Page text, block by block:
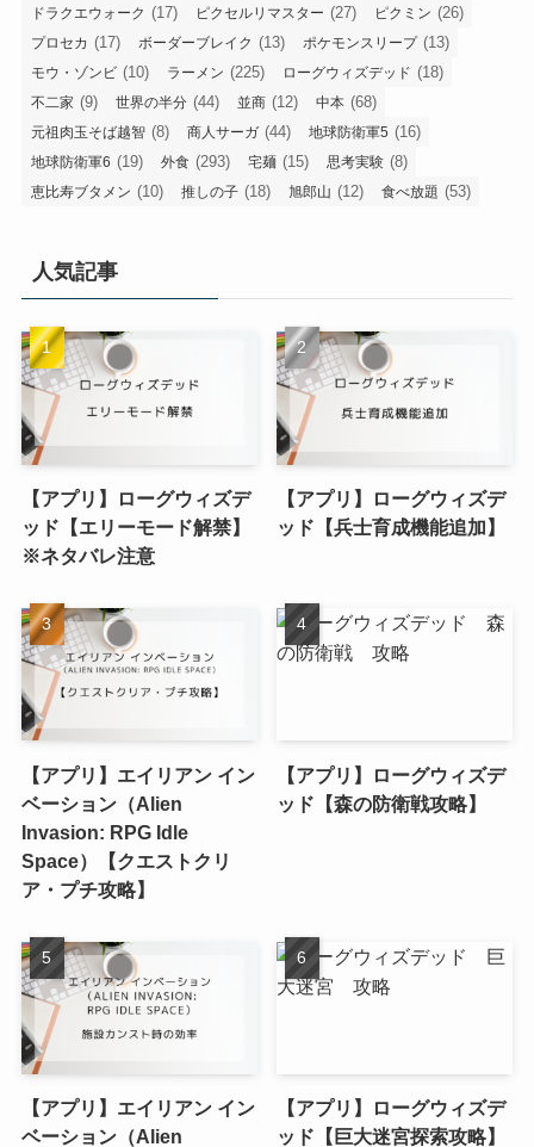
ドラクエウォーク (17) ピクセルリマスター (27) ピクミン (26)
プロセカ (17) ボーダーブレイク (13) ポケモンスリープ(13)
モウ・ゾンビ (10) ラーメン (225) ローグウィズデッド (18)
不二家 (9) 世界の半分 (44) 並商 (12) 中本 (68)
元祖肉玉そば越智 (8) 商人サーガ (44) 地球防衛軍5 (16)
地球防衛軍6 (19) 外食 (293) 宅麺 (15) 思考実験 (8)
恵比寿ブタメン (10) 推しの子 (18) 旭郎山 (12) 食べ放題 (53)
人気記事
【アプリ】ローグウィズデ
ッド【エリーモード解禁】
※ネタバレ注意
【アプリ】ローグウィズデ
ッド【兵士育成機能追加】
【アプリ】エイリアン イン
ベーション（Alien
Invasion: RPG Idle
Space）【クエストクリ
ア・プチ攻略】
【アプリ】ローグウィズデ
ッド【森の防衛戦攻略】
【アプリ】エイリアン イン
ベーション（Alien
【アプリ】ローグウィズデ
ッド【巨大迷宮探索攻略】